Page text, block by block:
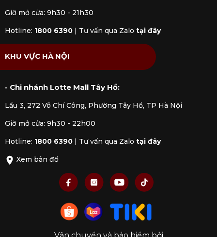
Giờ mở cửa: 9h30 - 21h30
Hotline: 1800 6390 Tư vấn qua Zalo tại đây
KHU VỰC HÀ NỘI
- Chi nhánh Lotte Mall Tây Hồ:
Lầu 3, 272 Võ Chí Công, Phường Tây Hồ, TP Hà Nội
Giờ mở cửa: 9h30 - 22h00
Hotline: 1800 6390 Tư vấn qua Zalo tại đây
Xem bản đồ
Vận chuyển và bảo hiểm bởi